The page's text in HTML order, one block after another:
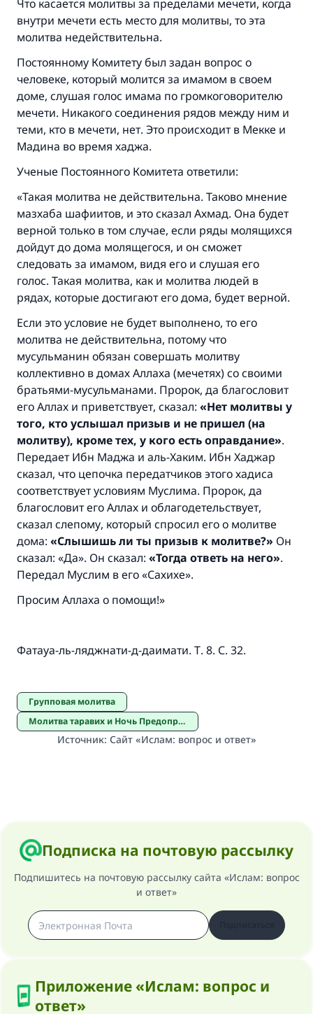
Что касается молитвы за пределами мечети, когда
внутри мечети есть место для молитвы, то эта
молитва недействительна.
Постоянному Комитету был задан вопрос о
человеке, который молится за имамом в своем
доме, слушая голос имама по громкоговорителю
мечети. Никакого соединения рядов между ним и
теми, кто в мечети, нет. Это происходит в Мекке и
Мадина во время хаджа.
Ученые Постоянного Комитета ответили:
«Такая молитва не действительна. Таково мнение
мазхаба шафиитов, и это сказал Ахмад. Она будет
верной только в том случае, если ряды молящихся
дойдут до дома молящегося, и он сможет
следовать за имамом, видя его и слушая его
голос. Такая молитва, как и молитва людей в
рядах, которые достигают его дома, будет верной.
Если это условие не будет выполнено, то его
молитва не действительна, потому что
мусульманин обязан совершать молитву
коллективно в домах Аллаха (мечетях) со своими
братьями-мусульманами. Пророк, да благословит
его Аллах и приветствует, сказал: «Нет молитвы у
того, кто услышал призыв и не пришел (на
молитву), кроме тех, у кого есть оправдание».
Передает Ибн Маджа и аль-Хаким. Ибн Хаджар
сказал, что цепочка передатчиков этого хадиса
соответствует условиям Муслима. Пророк, да
благословит его Аллах и облагодетельствует,
сказал слепому, который спросил его о молитве
дома: «Слышишь ли ты призыв к молитве?» Он
сказал: «Да». Он сказал: «Тогда ответь на него».
Передал Муслим в его «Сахихе».
Просим Аллаха о помощи!»
Фатауа-ль-ляджнати-д-даимати. Т. 8. С. 32.
Групповая молитва
Молитва таравих и Ночь Предопределения
Источник: Сайт «Ислам: вопрос и ответ»
Подписка на почтовую рассылку
Подпишитесь на почтовую рассылку сайта «Ислам: вопрос
и ответ»
Приложение «Ислам: вопрос и
ответ»
Ответ № 110845 помог сохранить
брак.
Посланник Аллаха, мир ему и
благословение, сказал:
«Указавшему на благое (полагается) такая
же награда как и совершившему его»
(МУСЛИМ, № 1893).
Участвуйте сейчас!